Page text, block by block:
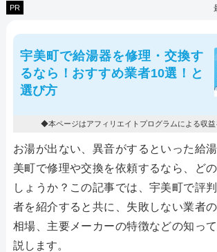
PR
宇美町で給湯器を修理・交換す
るなら！おすすめ業者10選！と
選び方
◆本ページはアフィリエイトプログラムによる収益
お湯が出ない、異音がするといった給
美町で修理や交換を依頼するなら、ど
しょうか？この記事では、宇美町で評
者を紹介すると共に、失敗しない業者
相場、主要メーカーの特徴などの知っ
説します。